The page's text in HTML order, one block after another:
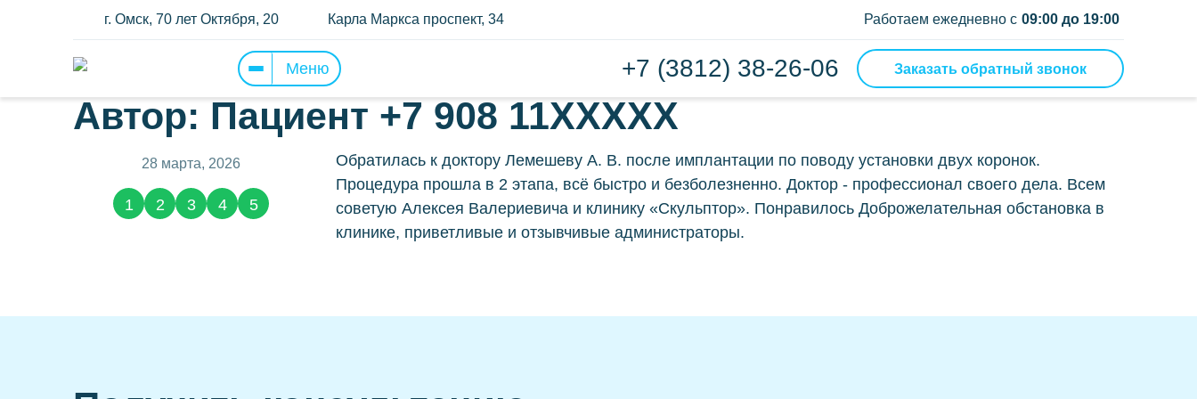
Прайс
Отзывы о нас (2783)
Имплантация зубов
Имплантация всё на шести
Всё на четырех
Протезирование
Зубной мост
Бюгельный протез
Пластиночные протезы
г. Омск, 70 лет Октября, 20 Карла Маркса проспект, 34 Работаем ежедневно с 09:00 до 19:00
Меню +7 (3812) 38-26-06 Заказать обратный звонок
Автор: Пациент +7 908 11XXXXX
28 марта, 2026
1 2 3 4 5
Обратилась к доктору Лемешеву А. В. после имплантации по поводу установки двух коронок.
Процедура прошла в 2 этапа, всё быстро и безболезненно. Доктор - профессионал своего дела. Всем
советую Алексея Валериевича и клинику «Скульптор». Понравилось Доброжелательная обстановка в
клинике, приветливые и отзывчивые администраторы.